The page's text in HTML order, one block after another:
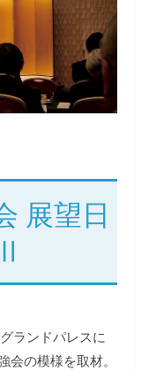
展望日
ランドパレスに
の模様を取材。